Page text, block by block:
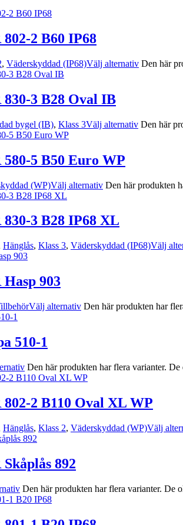
2 B60 IP68
, Väderskyddad (IP68)Välj alternativ Den här
3 B28 Oval IB
bygel (IB), Klass 3Välj alternativ Den här
5 B50 Euro WP
(WP)Välj alternativ Den här produkten
3 B28 IP68 XL
Hänglås, Klass 3, Väderskyddad (IP68)Välj
903
Välj alternativ Den här produkten har
510-1
Den här produkten har flera varianter.
2 B110 Oval XL WP
Hänglås, Klass 2, Väderskyddad (WP)Välj
892
Den här produkten har flera varianter. De